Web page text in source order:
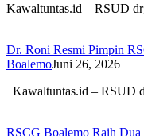
Kawaltuntas.id – RSUD
Dr. Roni Resmi Pimpin
BoalemoJuni 26, 2026
Kawaltuntas.id – RSUD
RSCG Boalemo Raih